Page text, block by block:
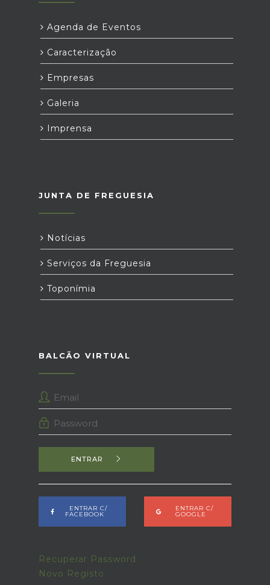
Agenda de Eventos
Caracterização
Empresas
Galeria
Imprensa
JUNTA DE FREGUESIA
Notícias
Serviços da Freguesia
Toponímia
BALCÃO VIRTUAL
ENTRAR
ENTRAR C/
FACEBOOK
ENTRAR C/
GOOGLE
Recuperar Password
Novo Registo